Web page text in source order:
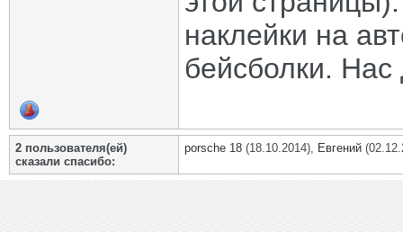
наклейки на
бейсболки.
2 пользователя(ей)
сказали cпасибо:
porsche 18 (18.10.2014), Евгений